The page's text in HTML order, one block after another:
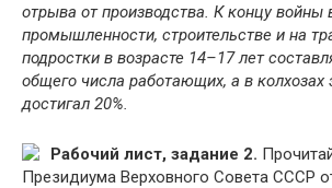
отрыва от производства. К концу войны
промышленности, строительстве и на
подростки в возрасте 14–17 лет
общего числа работающих, а в колхозах
достигал 20%.
Рабочий лист, задание 2.
Президиума Верховного Совета СССР